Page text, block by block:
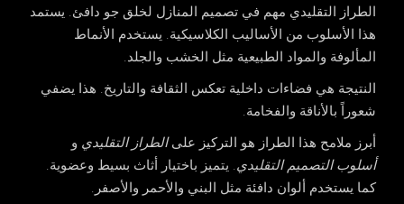
الطراز التقليدي مهم في تصميم المنازل لخلق جو دافئ. يستمد
هذا الأسلوب من الأساليب الكلاسيكية. يستخدم الأنماط
المألوفة والمواد الطبيعية مثل الخشب والجلد.
النتيجة هي فضاءات داخلية تعكس الثقافة والتاريخ. هذا يضفي
شعوراً بالأناقة والفخامة.
أبرز ملامح هذا الطراز هو التركيز علىالطراز التقليدي و
أسلوب التصميم التقليدي. يتميز باختيار أثاث بسيط وعضوية.
كما يستخدم ألوان دافئة مثل البني والأحمر والأصفر.